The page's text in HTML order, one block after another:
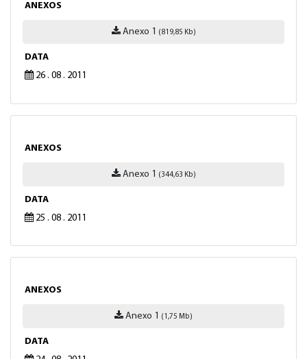
ANEXOS
Anexo 1 (819,85 Kb)
DATA
26 . 08 . 2011
ANEXOS
Anexo 1 (344,63 Kb)
DATA
25 . 08 . 2011
ANEXOS
Anexo 1 (1,75 Mb)
DATA